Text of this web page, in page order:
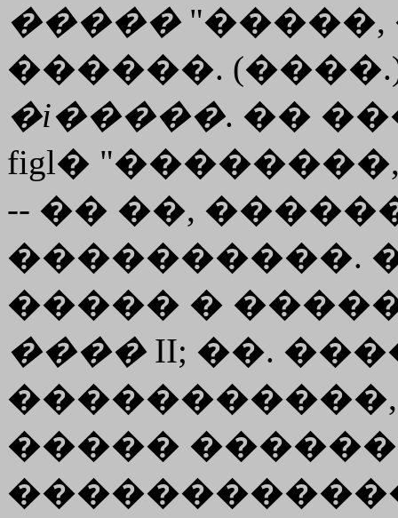
�����"�����,
������.
�i�����. ��
figl�
-- �� ��,
����������.
����� �
����II; ��.
�����������,
�����